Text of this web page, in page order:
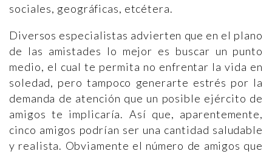
sociales, geográficas, etcétera.
Diversos especialistas advierten que en el plano
de las amistades lo mejor es buscar un punto
medio, el cual te permita no enfrentar la vida en
soledad, pero tampoco generarte estrés por la
demanda de atención que un posible ejército de
amigos te implicaría. Así que, aparentemente,
cinco amigos podrían ser una cantidad saludable
y realista. Obviamente el número de amigos que